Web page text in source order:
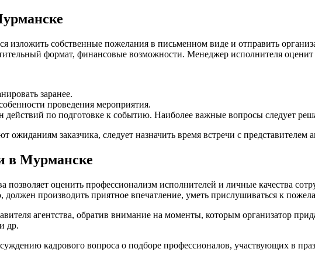
изложить собственные пожелания в письменном виде и отправить
формат, финансовые возможности. Менеджер исполнителя оценит
заранее.
проведения мероприятия.
по подготовке к событию. Наиболее важные вопросы следует
ожиданиям заказчика, следует назначить время встречи с
в Мурманске
позволяет оценить профессионализм исполнителей и личные качества
производить приятное впечатление, уметь прислушиваться к
агентства, обратив внимание на моменты, которым организатор
др.
кадрового вопроса о подборе профессионалов, участвующих в